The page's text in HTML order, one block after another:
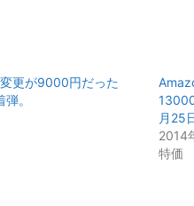
更が9000円だった
。
月25
2014
特価